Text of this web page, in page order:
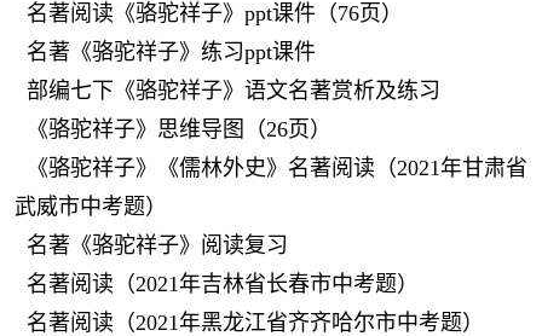
名著阅读《骆驼祥子》ppt课件（76页）
名著《骆驼祥子》练习ppt课件
部编七下《骆驼祥子》语文名著赏析及练习
《骆驼祥子》思维导图（26页）
《骆驼祥子》《儒林外史》名著阅读（2021年甘肃省
武威市中考题）
名著《骆驼祥子》阅读复习
名著阅读（2021年吉林省长春市中考题）
名著阅读（2021年黑龙江省齐齐哈尔市中考题）